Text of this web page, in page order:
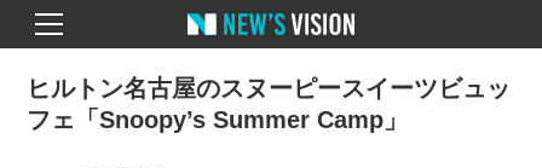
ヒルトン名古屋のスヌーピースイーツビュッ
フェ「Snoopy’s Summer Camp」